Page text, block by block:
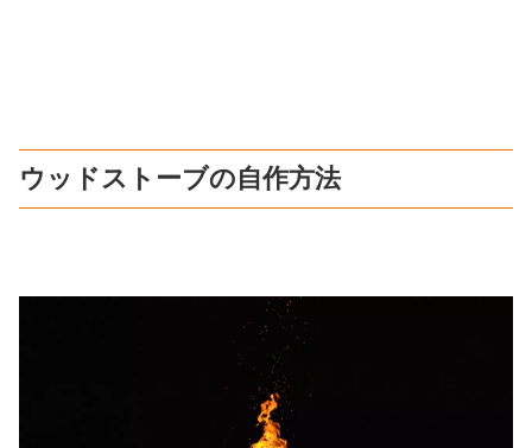
ウッドストーブの自作方法